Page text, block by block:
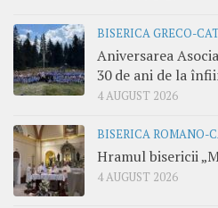
BISERICA GRECO-
Aniversarea
30 de ani de la
4 AUGUST 2026
BISERICA ROMANO-
Hramul bisericii
4 AUGUST 2026